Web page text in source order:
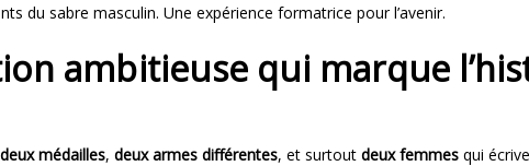
du sabre masculin. Une expérience formatrice pour l’avenir.
ambitieuse qui marque
deux médailles, deux armes différentes, et surtout deux femmes qui